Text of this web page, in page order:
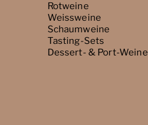
Rotweine
Weissweine
Schaumweine
Tasting-Sets
Dessert- & Port-Weine